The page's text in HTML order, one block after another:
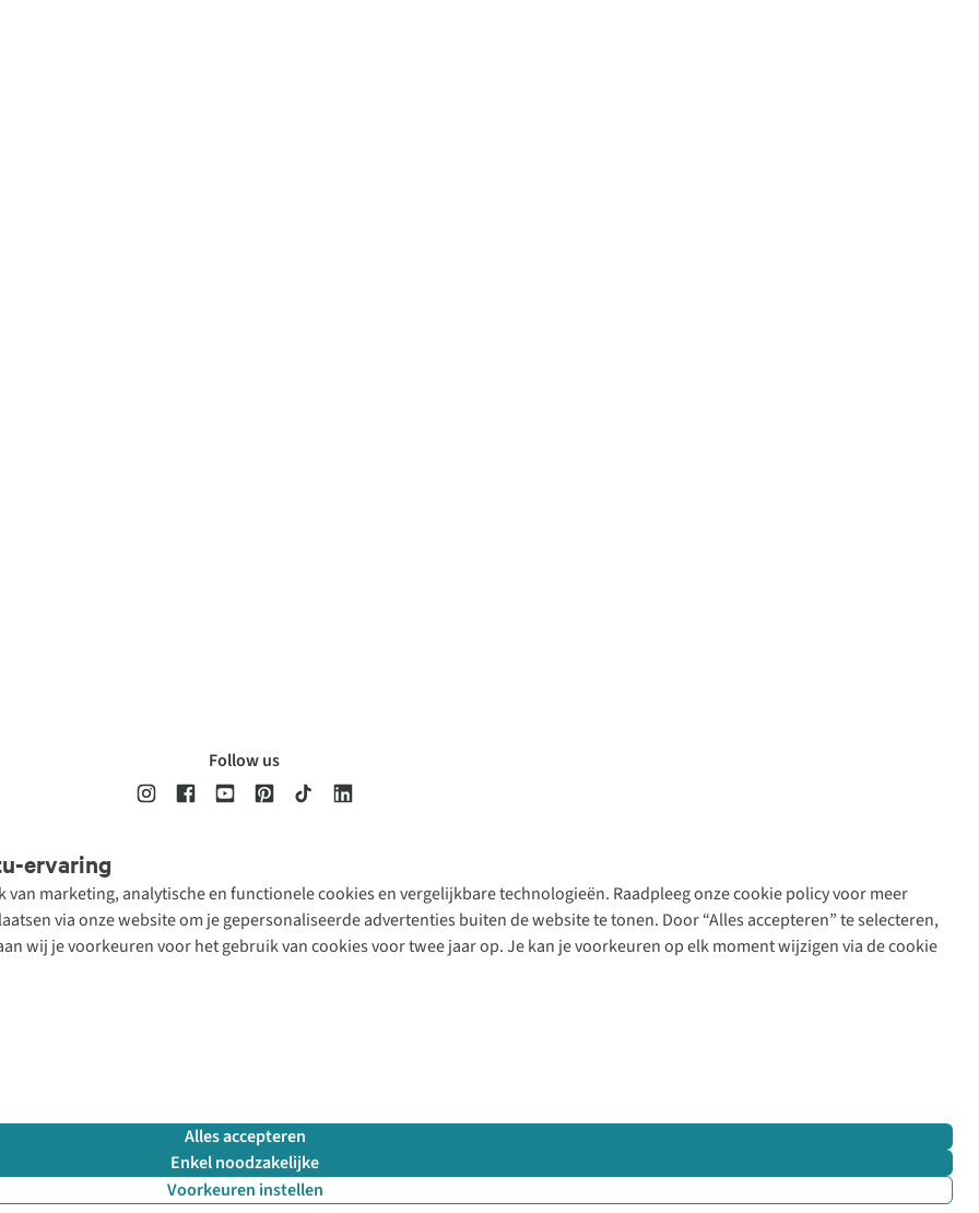
ervaring
marketing, analytische en functionele cookies en vergelijkbare technologieën. Raadpleeg onze cookie policy voor meer
via onze website om je gepersonaliseerde advertenties buiten de website te tonen. Door “Alles accepteren” te selecteren,
wij je voorkeuren voor het gebruik van cookies voor twee jaar op. Je kan je voorkeuren op elk moment wijzigen via de cookie
Alles accepteren
Enkel noodzakelijke
Voorkeuren instellen
Follow us
Disclaimer Privacy Policy